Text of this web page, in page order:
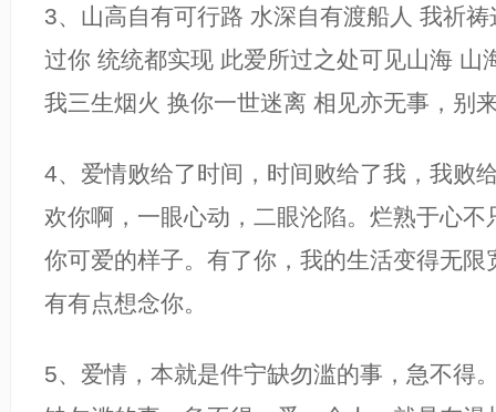
3、山高自有可行路 水深自有渡船人 我祈
过你 统统都实现 此爱所过之处可见山海 山
我三生烟火 换你一世迷离 相见亦无事，别
4、爱情败给了时间，时间败给了我，我败
欢你啊，一眼心动，二眼沦陷。烂熟于心不
你可爱的样子。有了你，我的生活变得无限
有有点想念你。
5、爱情，本就是件宁缺勿滥的事，急不得